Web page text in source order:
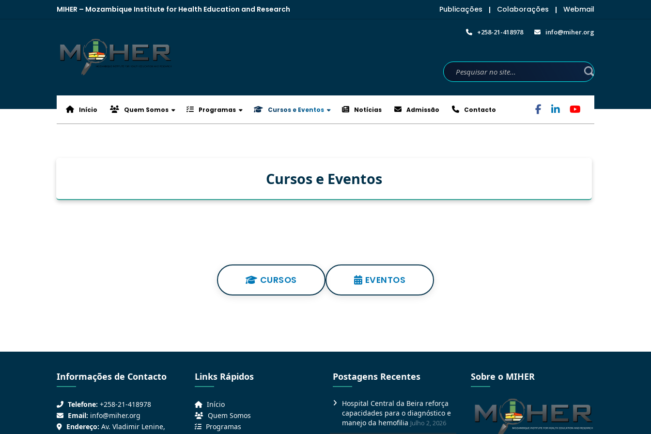
MIHER – Mozambique Institute for Health Education and Research Publicações | Colaborações | Webmail
+258-21-418978 info@miher.org
Início Quem Somos Programas Cursos e Eventos Notícias Admissão Contacto
Cursos e Eventos
CURSOS EVENTOS
Informações de Contacto
Telefone: +258-21-418978
Email: info@miher.org
Endereço: Av. Vladimir Lenine,
Links Rápidos
Início
Quem Somos
Programas
Postagens Recentes
Hospital Central da Beira reforça
capacidades para o diagnóstico e
manejo da hemofilia Julho 2, 2026
Sobre o MIHER